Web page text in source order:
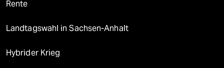
Rente
Landtagswahl in Sachsen-Anhalt
Hybrider Krieg